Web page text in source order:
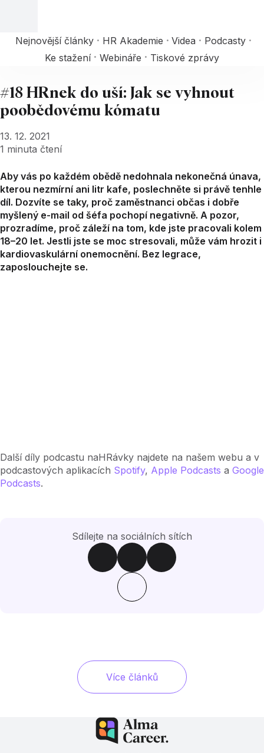
Nejnovější články HR Akademie Videa
Podcasty
Ke stažení
Webináře Tiskové zprávy
#18 HRnek do uší: Jak se vyhnout
poobědovému kómatu
13. 12. 2021
1 minuta čtení
Aby vás po každém obědě nedohnala nekonečná únava,
kterou nezmírní ani litr kafe, poslechněte si právě tenhle
díl. Dozvíte se taky, proč zaměstnanci občas i dobře
myšlený e-mail od šéfa pochopí negativně. A pozor,
prozradíme, proč záleží na tom, kde jste pracovali kolem
18–20 let. Jestli jste se moc stresovali, může vám hrozit i
kardiovaskulární onemocnění. Bez legrace,
zaposlouchejte se.
Další díly podcastu naHRávky najdete na našem webu a v
podcastových aplikacích Spotify, Apple Podcasts a Google
Podcasts.
Sdílejte na sociálních sítích
Více článků